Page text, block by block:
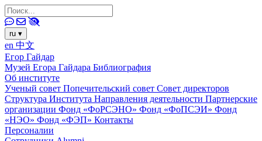
ru ▾
en 中文
Егор Гайдар
Музей Егора Гайдара Библиография
Об институте
Ученый совет Попечительский совет Совет директоров
Структура Института Направления деятельности Партнерские
организации Фонд «ФоРСЭНО» Фонд «ФоПСЭИ» Фонд
«НЭО» Фонд «ФЭП» Контакты
Персоналии